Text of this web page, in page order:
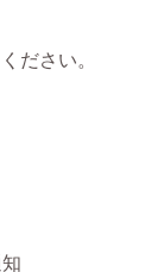
ださい。